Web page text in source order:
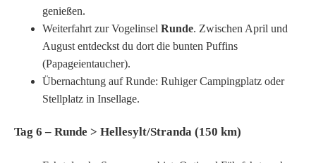
genießen.
Weiterfahrt zur Vogelinsel Runde. Zwischen April und
August entdeckst du dort die bunten Puffins
(Papageientaucher).
Übernachtung auf Runde: Ruhiger Campingplatz oder
Stellplatz in Insellage.
Tag 6 – Runde > Hellesylt/Stranda (150 km)